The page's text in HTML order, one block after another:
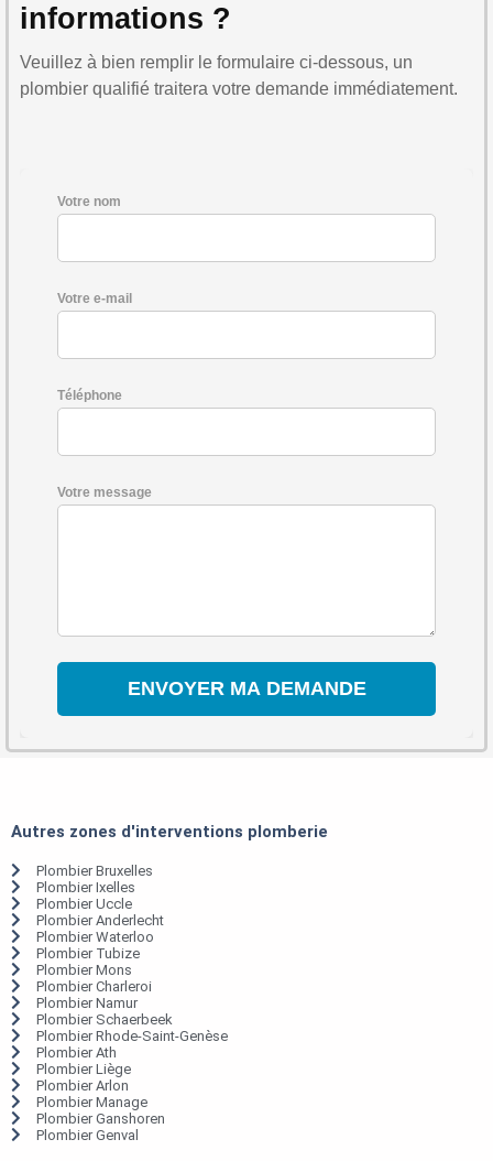
informations ?
Veuillez à bien remplir le formulaire ci-dessous, un
plombier qualifié traitera votre demande immédiatement.
Votre nom
Votre e-mail
Téléphone
Votre message
Autres zones d'interventions plomberie
Plombier Bruxelles
Plombier Ixelles
Plombier Uccle
Plombier Anderlecht
Plombier Waterloo
Plombier Tubize
Plombier Mons
Plombier Charleroi
Plombier Namur
Plombier Schaerbeek
Plombier Rhode-Saint-Genèse
Plombier Ath
Plombier Liège
Plombier Arlon
Plombier Manage
Plombier Ganshoren
Plombier Genval